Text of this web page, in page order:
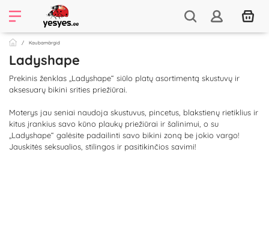
Kaubamärgid
Ladyshape
Prekinis ženklas „Ladyshape“ siūlo platų asortimentą skustuvų ir
aksesuarų bikini srities priežiūrai.
Moterys jau seniai naudoja skustuvus, pincetus, blakstienų rietiklius ir
kitus įrankius savo kūno plaukų priežiūrai ir šalinimui, o su
„Ladyshape“ galėsite padailinti savo bikini zoną be jokio vargo!
Jauskitės seksualios, stilingos ir pasitikinčios savimi!